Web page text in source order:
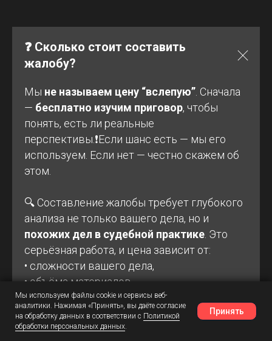
❓ Сколько стоит составить
жалобу?
Мы не называем цену “вслепую” . Сначала
— бесплатно изучим приговор, чтобы
понять, есть ли реальные
перспективы.❗Если шанс есть — мы его
используем. Если нет — честно скажем об
этом.
🔍 Составление жалобы требует глубокого
анализа не только вашего дела, но и
похожих дел в судебной практике . Это
серьёзная работа, и цена зависит от:
• сложности вашего дела,
• объёма материалов,
• и объёма правовой аналитики, которую
нужно провести.
Мы используем файлы cookie и сервисы веб-
аналитики. Нажимая «Принять», вы даёте согласие
на обработку данных в соответствии с Политикой
обработки персональных данных.
Принять
Наш Telegram Шансы